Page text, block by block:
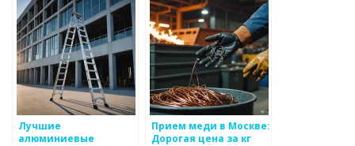
площадок по низкой
цене в Москве
Лучшие
алюминиевые
Прием меди в Москве:
Дорогая цена за кг